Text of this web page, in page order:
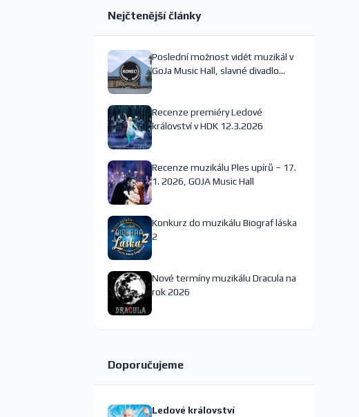
Nejčtenější články
Poslední možnost vidět muzikál v
GoJa Music Hall, slavné divadlo
Recenze premiéry Ledové
království v HDK 12.3.2026
Recenze muzikálu Ples upírů – 17.
1. 2026, GOJA Music Hall
Konkurz do muzikálu Biograf láska
2
Nové termíny muzikálu Dracula na
rok 2026
Doporučujeme
Ledové království